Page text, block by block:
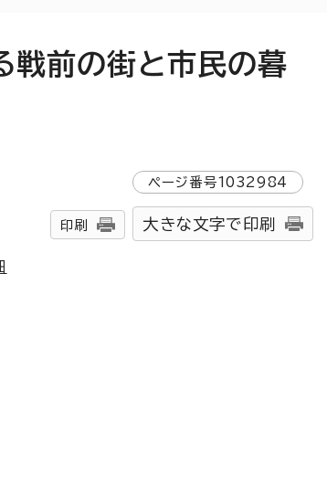
戦前の街と市民の暮
ページ番号1032984
印刷 大きな文字で印刷